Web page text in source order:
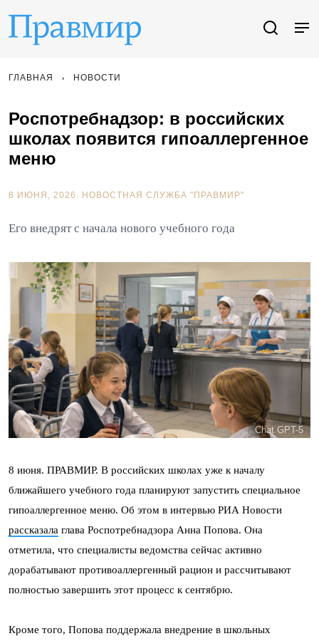
ГЛАВНАЯ НОВОСТИ
Роспотребнадзор: в российских
школах появится гипоаллергенное
меню
8 ИЮНЯ, 2026. НОВОСТНАЯ СЛУЖБА "ПРАВМИР"
Его внедрят с начала нового учебного года
Chat GPT-5
8 июня. ПРАВМИР. В российских школах уже к началу
ближайшего учебного года планируют запустить специальное
гипоаллергенное меню. Об этом в интервью РИА Новости
рассказала глава Роспотребнадзора Анна Попова. Она
отметила, что специалисты ведомства сейчас активно
дорабатывают противоаллергенный рацион и рассчитывают
полностью завершить этот процесс к сентябрю.
Кроме того, Попова поддержала внедрение в школьных